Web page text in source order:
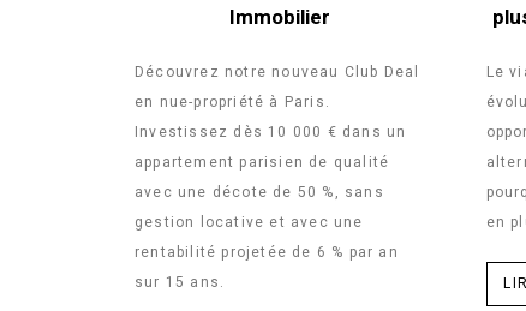
Immobilier
Découvrez notre nouveau Club Deal
en nue-propriété à Paris.
Investissez dès 10 000 € dans un
appartement parisien de qualité
avec une décote de 50 %, sans
gestion locative et avec une
rentabilité projetée de 6 % par an
sur 15 ans.
Le
en